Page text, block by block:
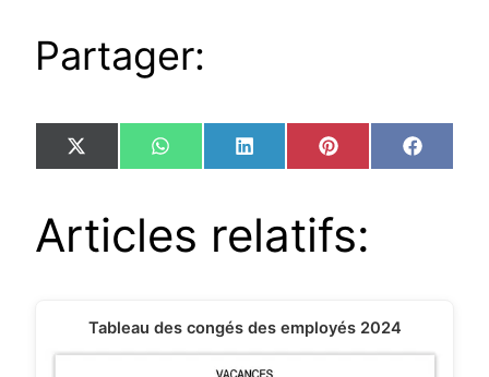
Partager:
Share
on
X
(Twitter)
Share
on
WhatsAppShare
on
LinkedIn Share
on
Pinterest Share
on
Articles relatifs:
Tableau des congés des employés 2024